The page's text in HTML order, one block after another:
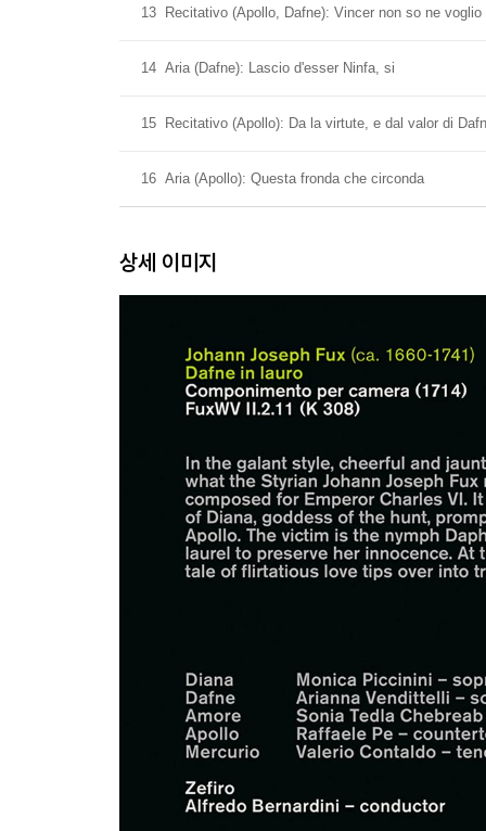
13 Recitativo (Apollo, Dafne): Vincer non so ne voglio
14 Aria (Dafne): Lascio d'esser Ninfa, si
15 Recitativo (Apollo): Da la virtute, e dal valor di
16 Aria (Apollo): Questa fronda che circonda
상세 이미지